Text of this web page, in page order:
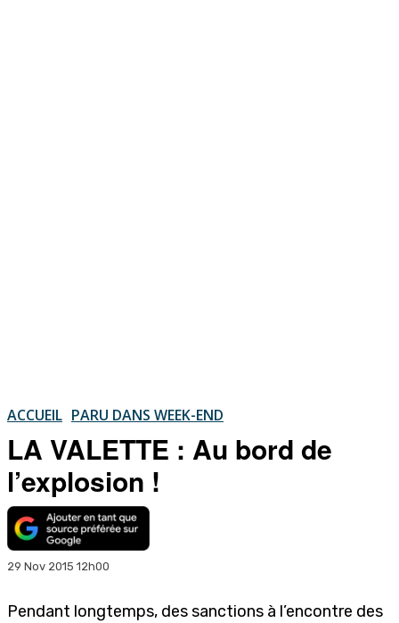
ACCUEIL PARU DANS WEEK-END
LA VALETTE : Au bord de
l’explosion !
29 Nov 2015 12h00
Pendant longtemps, des sanctions à l’encontre des